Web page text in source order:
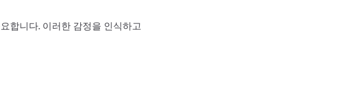
합니다. 이러한 감정을 인식하고